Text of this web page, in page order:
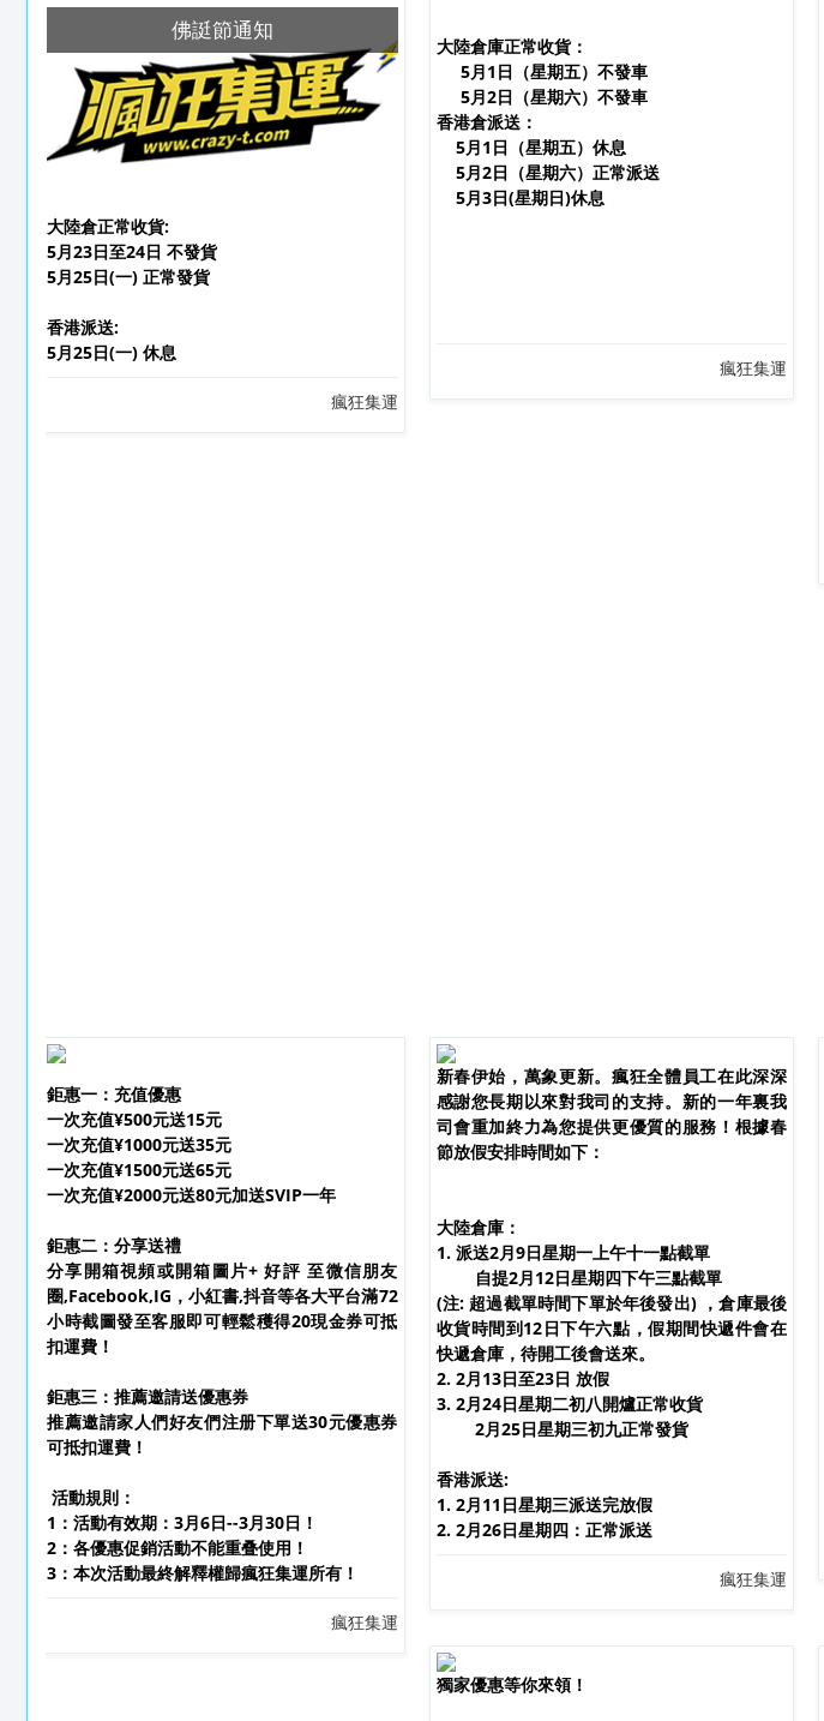
佛誔節通知
大陸倉正常收貨:
5月23日至24日 不發貨
5月25日(一) 正常發貨
香港派送:
5月25日(一) 休息
瘋狂集運
大陸倉庫正常收貨：
5月1日（星期五）不發車
5月2日（星期六）不發車
香港倉派送：
5月1日（星期五）休息
5月2日（星期六）正常派送
5月3日(星期日)休息
瘋狂集運
女神節優惠
鉅惠一：充值優惠
一次充值¥500元送15元
一次充值¥1000元送35元
一次充值¥1500元送65元
一次充值¥2000元送80元加送SVIP一年
鉅惠二：分享送禮
分享開箱視頻或開箱圖片+ 好評 至微信朋友
圈,Facebook,IG，小紅書,抖音等各大平台滿72
小時截圖發至客服即可輕鬆穫得20現金券可抵
扣運費！
鉅惠三：推薦邀請送優惠券
推薦邀請家人們好友們注册下單送30元優惠券
可抵扣運費！
活動規則：
1：活動有效期：3月6日--3月30日！
2：各優惠促銷活動不能重叠使用！
3：本次活動最終解釋權歸瘋狂集運所有！
瘋狂集運
新春伊始，萬象更新。瘋狂全體員工在此深深
感謝您長期以來對我司的支持。新的一年裏我
司會重加終力為您提供更優質的服務！根據春
節放假安排時間如下：
大陸倉庫：
1. 派送2月9日星期一上午十一點截單
自提2月12日星期四下午三點截單
(注: 超過截單時間下單於年後發出) ，倉庫最後
收貨時間到12日下午六點，假期間快遞件會在
快遞倉庫，待開工後會送來。
2. 2月13日至23日 放假
3. 2月24日星期二初八開爐正常收貨
2月25日星期三初九正常發貨
香港派送:
1. 2月11日星期三派送完放假
2. 2月26日星期四：正常派送
瘋狂集運
獨家優惠等你來領！